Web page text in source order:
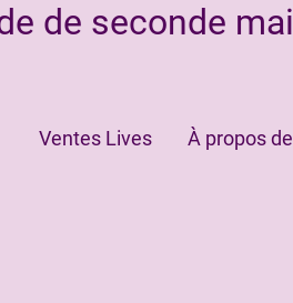
de seconde
Ventes Lives À propos